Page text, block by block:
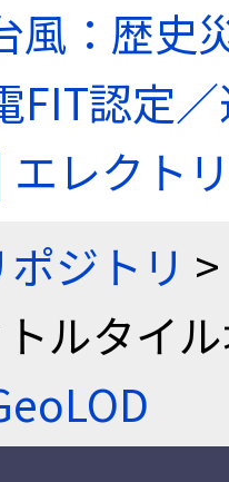
風：歴史
FIT認定
エレクト
ジトリ >
ルタイ